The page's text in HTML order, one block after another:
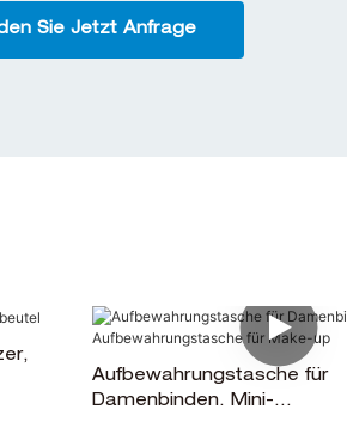
Sie Jetzt Anfrage
Aufbewahrungstasche für
Damenbinden. Mini-